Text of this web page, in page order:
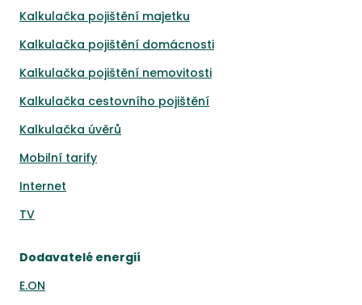
Kalkulačka pojištění majetku
Kalkulačka pojištění domácnosti
Kalkulačka pojištění nemovitosti
Kalkulačka cestovního pojištění
Kalkulačka úvěrů
Mobilní tarify
Internet
TV
Dodavatelé energií
E.ON